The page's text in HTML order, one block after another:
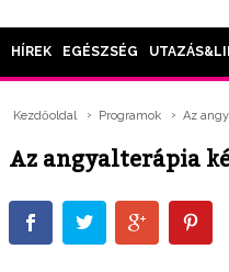
HÍREK EGÉSZSÉG
Kezdőoldal Programok Az
Az angyalterápia